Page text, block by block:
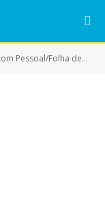
Folha de Pagamento